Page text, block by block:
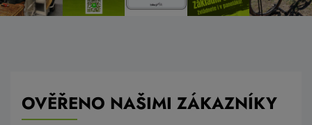
OVĚŘENO NAŠIMI ZÁKAZNÍKY